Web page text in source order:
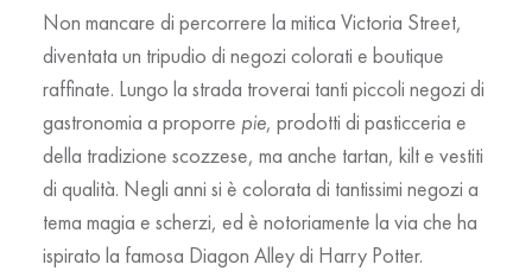
Non mancare di percorrere la mitica Victoria Street,
diventata un tripudio di negozi colorati e boutique
raffinate. Lungo la strada troverai tanti piccoli negozi di
gastronomia a proporre pie, prodotti di pasticceria e
della tradizione scozzese, ma anche tartan, kilt e vestiti
di qualità. Negli anni si è colorata di tantissimi negozi a
tema magia e scherzi, ed è notoriamente la via che ha
ispirato la famosa Diagon Alleydi Harry Potter.